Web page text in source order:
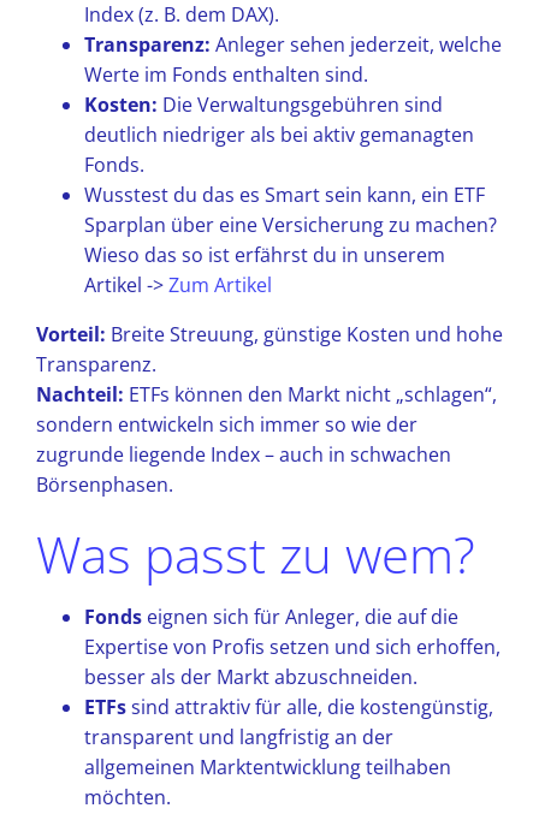
Index (z. B. dem DAX).
Transparenz: Anleger sehen jederzeit, welche
Werte im Fonds enthalten sind.
Kosten: Die Verwaltungsgebühren sind
deutlich niedriger als bei aktiv gemanagten
Fonds.
Wusstest du das es Smart sein kann, ein ETF
Sparplan über eine Versicherung zu machen?
Wieso das so ist erfährst du in unserem
Artikel ->Zum Artikel
Vorteil: Breite Streuung, günstige Kosten und hohe
Transparenz.
Nachteil: ETFs können den Markt nicht „schlagen“,
sondern entwickeln sich immer so wie der
zugrunde liegende Index – auch in schwachen
Börsenphasen.
Was passt zu wem?
Fonds eignen sich für Anleger, die auf die
Expertise von Profis setzen und sich erhoffen,
besser als der Markt abzuschneiden.
ETFssind attraktiv für alle, die kostengünstig,
transparent und langfristig an der
allgemeinen Marktentwicklung teilhaben
möchten.